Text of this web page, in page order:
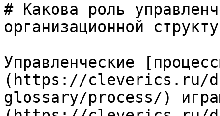
# Какова роль
организационной
Управленческие
(https://cleverics.ru/
glossary/process/)